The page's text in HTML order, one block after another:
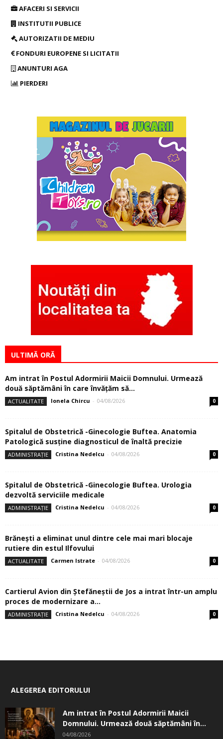
AFACERI SI SERVICII
INSTITUTII PUBLICE
AUTORIZATII DE MEDIU
FONDURI EUROPENE SI LICITATII
ANUNTURI AGA
PIERDERI
ULTIMĂ ORĂ
Am intrat în Postul Adormirii Maicii Domnului. Urmează
două săptămâni în care învăţăm să...
ACTUALITATE Ionela Chircu - 04/08/2026 0
Spitalul de Obstetrică -Ginecologie Buftea. Anatomia
Patologică susţine diagnosticul de înaltă precizie
ADMINISTRAȚIE Cristina Nedelcu - 04/08/2026 0
Spitalul de Obstetrică -Ginecologie Buftea. Urologia
dezvoltă serviciile medicale
ADMINISTRAȚIE Cristina Nedelcu - 04/08/2026 0
Brănești a eliminat unul dintre cele mai mari blocaje
rutiere din estul Ilfovului
ACTUALITATE Carmen Istrate - 04/08/2026 0
Cartierul Avion din Ştefăneştii de Jos a intrat într-un amplu
proces de modernizare a...
ADMINISTRAȚIE Cristina Nedelcu - 04/08/2026 0
ALEGEREA EDITORULUI
Am intrat în Postul Adormirii Maicii
Domnului. Urmează două săptămâni în...
04/08/2026